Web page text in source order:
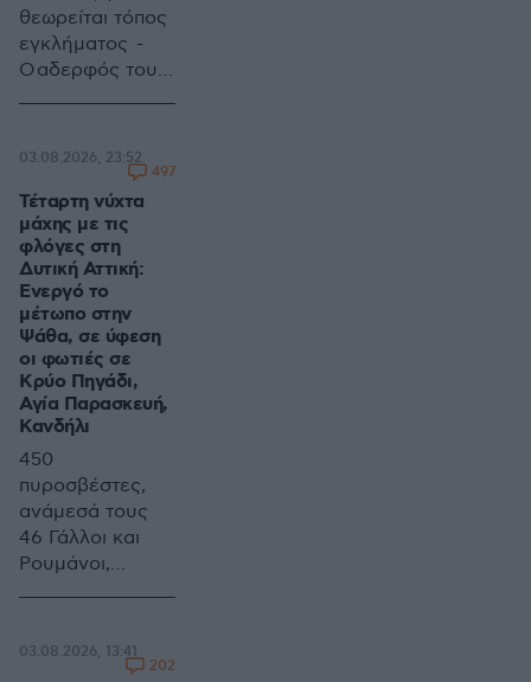
θεωρείται τόπος
εγκλήματος -
Ο αδερφός του
απείθεια και
φυλασσόμενου
χώρου
Τέταρτη νύχτα
μάχης με τις
φλόγες στη
Δυτική Αττική:
Ενεργό το
μέτωπο στην
Ψάθα, σε ύφεση
οι φωτιές σε
Κρύο Πηγάδι,
Αγία Παρασκευή,
Κανδήλι
450
πυροσβέστες,
ανάμεσά τους
46 Γάλλοι και
Ρουμάνοι,
- «Οι φλόγες
μπήκαν στις
03.08.2026, 23:52
497
03.08.2026, 13:41
202